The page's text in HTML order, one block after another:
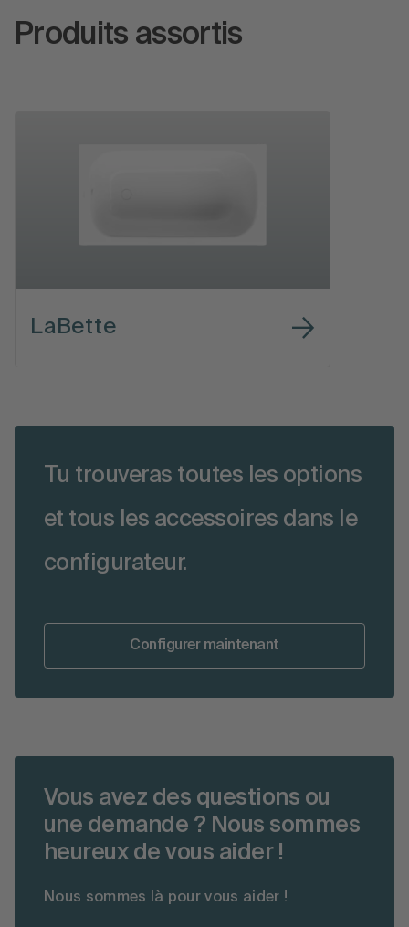
Produits assortis
LaBette
Tu trouveras toutes les options
et tous les accessoires dans le
configurateur.
Configurer maintenant
Vous avez des questions ou
une demande ? Nous sommes
heureux de vous aider !
Nous sommes là pour vous aider !